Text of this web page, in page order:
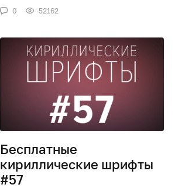
0 52162
Бесплатные
кириллические шрифты
#57